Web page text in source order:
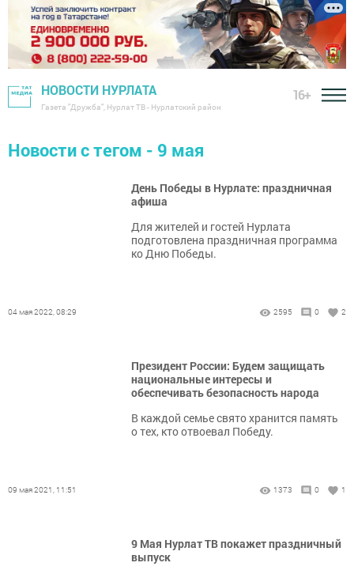
НОВОСТИ НУРЛАТА
Газета "Дружба", Нурлат ТВ - Нурлатский район
16+
Новости с тегом - 9 мая
День Победы в Нурлате: праздничная
афиша
Для жителей и гостей Нурлата
подготовлена праздничная программа
ко Дню Победы.
04 мая 2022, 08:29 2595 0 2
Президент России: Будем защищать
национальные интересы и
обеспечивать безопасность народа
В каждой семье свято хранится память
о тех, кто отвоевал Победу.
09 мая 2021, 11:51 1373 0 1
9 Мая Нурлат ТВ покажет праздничный
выпуск